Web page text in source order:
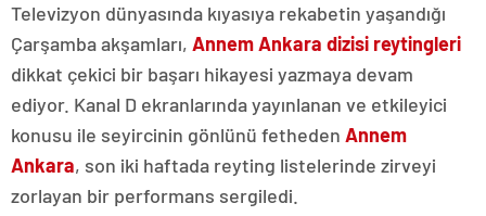
Televizyon dünyasında kıyasıya rekabetin yaşandığı
Çarşamba akşamları, Annem Ankara dizisi reytingleri
dikkat çekici bir başarı hikayesi yazmaya devam
ediyor. Kanal D ekranlarında yayınlanan ve etkileyici
konusu ile seyircinin gönlünü fetheden Annem
Ankara, son iki haftada reyting listelerinde zirveyi
zorlayan bir performans sergiledi.